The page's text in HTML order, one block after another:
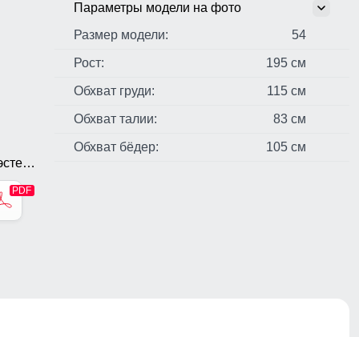
Параметры модели на фото
Размер модели:
54
Рост: 195 см
Обхват груди: 115 см
Обхват талии: 83 см
Обхват бёдер: 105 см